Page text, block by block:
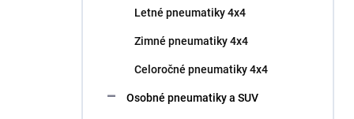
Letné pneumatiky 4x4
Zimné pneumatiky 4x4
Celoročné pneumatiky 4x4
Osobné pneumatiky a SUV